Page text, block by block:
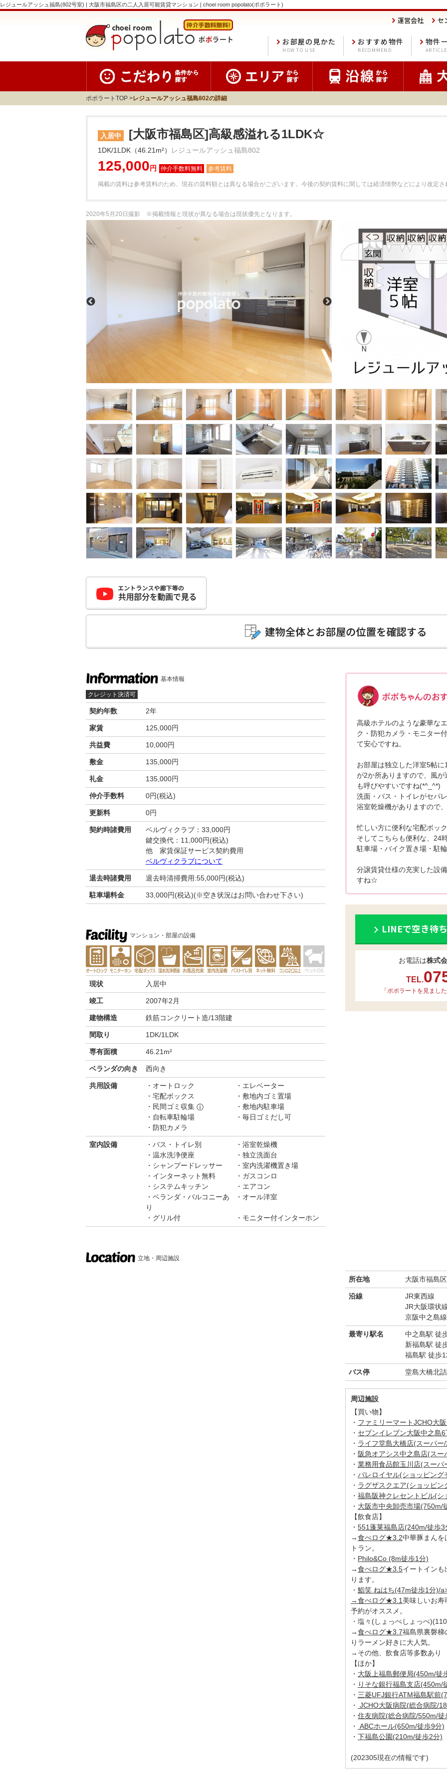
レジュールアッシュ福島(802号室) | 大阪市福島区の二人入居可能賃貸マンション | choei room popolato(ポポラート)
セ
運営会社
物件
ARTICLE
おすすめ物件
RECOMMEND
お部屋の見かた
HOW TO USE
ポポラートTOP レジュールアッシュ福島802の詳細
入居中 [大阪市福島区]高級感溢れる1LDK☆
1DK/1LDK（46.21m²） レジュールアッシュ福島802
125,000 円 参考賃料
掲載の賃料は参考賃料のため、現在の賃料額とは異なる場合がございます。 今後の契約賃料に関しては経済情勢などにより改定さ
2020年5月20日撮影 ※掲載情報と現状が異なる場合は現状優先となります。
基本情報
クレジット決済可
契約年数 2年
家賃 125,000円
共益費 10,000円
敷金 135,000円
礼金 135,000円
仲介手数料 0円(税込)
更新料 0円
契約時諸費用
ベルヴィクラブ：33,000円
鍵交換代：11,000円(税込)
他 家賃保証サービス契約費用
ベルヴィクラブについて
退去時諸費用 退去時清掃費用:55,000円(税込)
駐車場料金 33,000円(税込)(※空き状況はお問い合わせ下さい)
マンション・部屋の設備
現状 入居中
竣工 2007年2月
建物構造 鉄筋コンクリート造/13階建
間取り 1DK/1LDK
専有面積 46.21m²
ベランダの向き 西向き
共用設備 オートロック
エレベーター
宅配ボックス
敷地内ゴミ置場
民間ゴミ収集 ⓘ
敷地内駐車場
自転車駐輪場
毎日ゴミだし可
防犯カメラ
室内設備 バス・トイレ別
浴室乾燥機
温水洗浄便座
独立洗面台
シャンプードレッサー
室内洗濯機置き場
インターネット無料
ガスコンロ
システムキッチン
エアコン
ベランダ・バルコニーあ
り
オール洋室
グリル付 モニター付インターホン
高級ホテルのような豪華な
ク・防犯カメラ・モニター
て安心ですね。
お部屋は独立した洋室5帖
が2か所ありますので、風
も呼びやすいですね(*^_^*)
洗面・バス・トイレがセパ
浴室乾燥機がありますので
忙しい方に便利な宅配ボッ
そしてこちらも便利な、24
駐車場・バイク置き場・駐
分譲賃貸仕様の充実した設
すね☆
LINEで空き待
お電話は株式
TEL.
「ポポラートを見まし
立地・周辺施設
所在地 大阪市福島
沿線
JR東西線
JR大阪環状
京阪中之島線
最寄り駅名
中之島駅 徒
新福島駅 徒
福島駅 徒歩
バス停 堂島大橋北
周辺施設
【買い物】
・ ファミリーマートJCHO大
・ セブンイレブン大阪中之島
・ ライフ堂島大橋店(スーパー
・ 阪急オアシス中之島店(ス
・ 業務用食品館玉川店(スーパ
・ バレロイヤル(ショッピング
・ ラグザスクエア(ショッピ
・ 福島阪神クレセントビル(
・ 大阪市中央卸売市場(750m/
【飲食店】
・ 551蓬莱福島店(240m/徒歩3
→食べログ★3.2中華豚まんを
トラン。
・ Philo&Co (8m徒歩1分)
→食べログ★3.5イートインも
ります。
・ 鮨笑 ねはち(47m徒歩1分)/
→食べログ★3.1 美味しいお
予約がオススメ。
・塩々(しょっぺしょっぺ
→食べログ★3.7福島県裏磐梯
りラーメン好きに大人気。
→その他、飲食店等多数あり
【ほか】
・ 大阪上福島郵便局(450m/徒
・ りそな銀行福島支店(450m/
・ 三菱UFJ銀行ATM福島駅前
・ JCHO大阪病院(総合病院/
・ 住友病院(総合病院/550m/徒
・ ABCホール(650m/徒歩9分)
・ 下福島公園(210m/徒歩2分)
(202305現在の情報です)